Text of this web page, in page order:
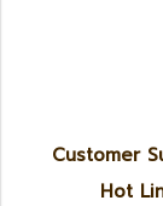
Customer
Hot